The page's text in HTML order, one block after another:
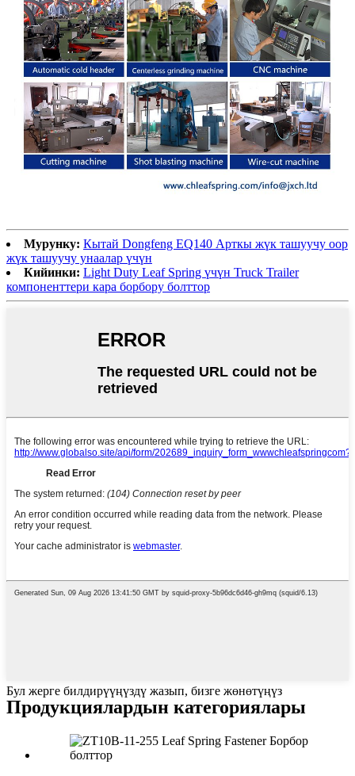
Мурунку: Кытай Dongfeng EQ140 Арткы жүк ташуучу оор
жүк ташуучу унаалар үчүн
Кийинки: Light Duty Leaf Spring үчүн Truck Trailer
компоненттери кара борбору болттор
Бул жерге билдирүүңүздү жазып, бизге жөнөтүңүз
Продукциялардын категориялары